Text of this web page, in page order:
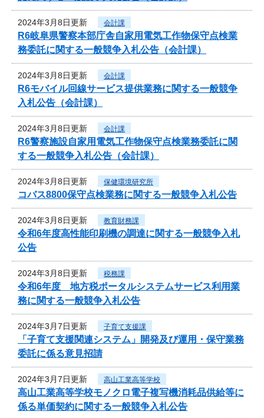
2024年3月8日更新 会計課
R6岐阜県警察本部庁舎自家用電気工作物保守点検業
務委託に関する一般競争入札公告（会計課）
2024年3月8日更新 会計課
R6モバイル回線サービス提供業務に関する一般競争
入札公告（会計課）
2024年3月8日更新 会計課
R6警察施設自家用電気工作物保守点検業務委託に関
する一般競争入札公告（会計課）
2024年3月8日更新 保健環境研究所
コバス8800保守点検業務に関する一般競争入札公告
2024年3月8日更新 教育財務課
令和6年度高性能印刷機の調達に関する一般競争入札
公告
2024年3月8日更新 税務課
令和6年度 地方税ポータルシステムサービス利用業
務に関する一般競争入札公告
2024年3月7日更新 子育て支援課
「子育て支援関連システム」開発及び運用・保守業務
委託に係る意見招請
2024年3月7日更新 高山工業高等学校
高山工業高等学校モノクロ電子複写機消耗品供給等に
係る単価契約に関する一般競争入札公告